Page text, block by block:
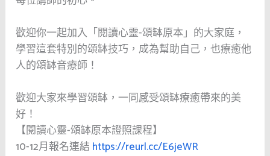
歡迎你一起加入「閱讀心靈-頌缽原本」的大家庭，
學習這套特別的頌缽技巧，成為幫助自己，也療癒他
人的頌缽音療師！
歡迎大家來學習頌缽，一同感受頌缽療癒帶來的美
好！
【閱讀心靈-頌缽原本證照課程】
10-12月報名連結 https://reurl.cc/E6jeWR